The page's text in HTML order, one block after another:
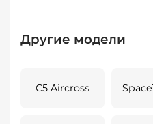
Другие модели
C5 Aircross